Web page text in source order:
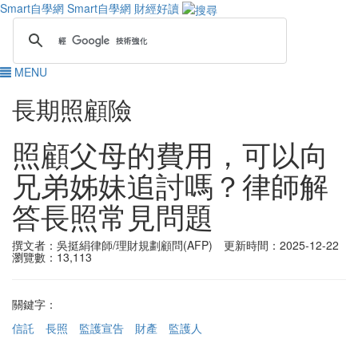
Smart自學網 Smart自學網 財經好讀
MENU
長期照顧險
照顧父母的費用，可以向
兄弟姊妹追討嗎？律師解
答長照常見問題
撰文者：吳挺絹律師/理財規劃顧問(AFP) 更新時間：2025-12-22
瀏覽數：13,113
關鍵字：
信託
長照 監護宣告 財產
監護人